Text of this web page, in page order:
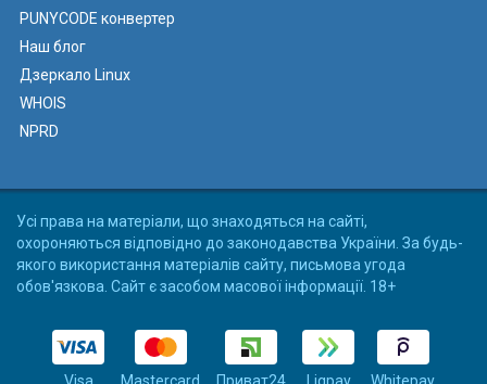
PUNYCODE конвертер
Наш блог
Дзеркало Linux
WHOIS
NPRD
Усі права на матеріали, що знаходяться на сайті,
охороняються відповідно до законодавства України. За будь-
якого використання матеріалів сайту, письмова угода
обов'язкова. Сайт є засобом масової інформації. 18+